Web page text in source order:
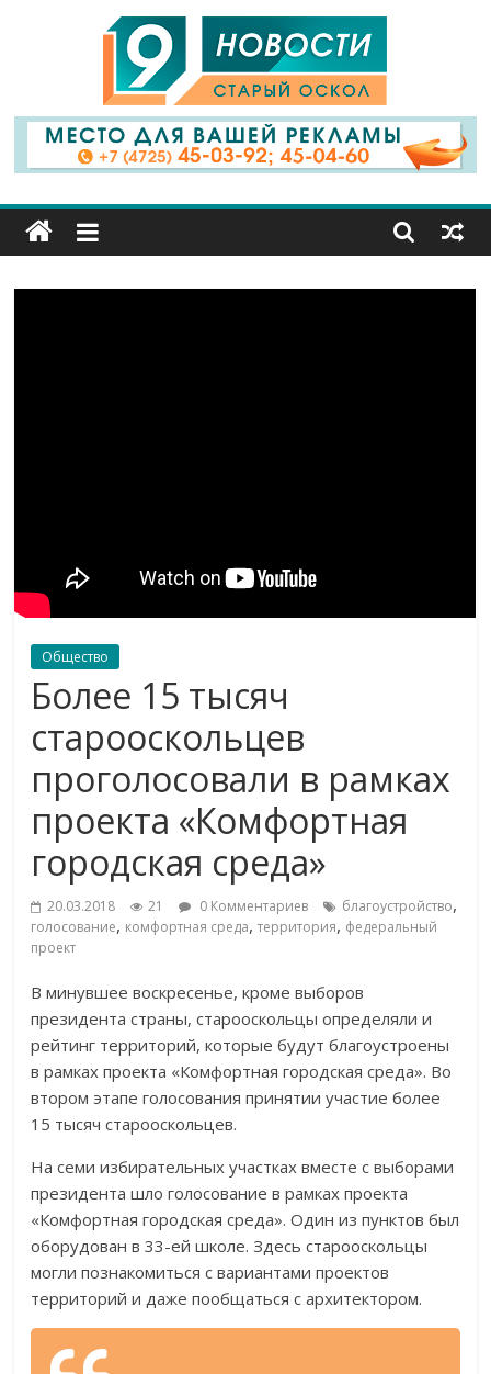
9
Канал
Старый
Общество
Более 15 тысяч
старооскольцев
проголосовали в рамках
проекта «Комфортная
городская среда»
20.03.2018 21 0 Комментариев благоустройство,
голосование, комфортная среда,территория, федеральный
проект
В минувшее воскресенье, кроме выборов
президента страны, старооскольцы определяли и
рейтинг территорий, которые будут благоустроены
в рамках проекта «Комфортная городская среда». Во
втором этапе голосования принятии участие более
15 тысяч старооскольцев.
На семи избирательных участках вместе с выборами
президента шло голосование в рамках проекта
«Комфортная городская среда». Один из пунктов был
оборудован в 33-ей школе. Здесь старооскольцы
могли познакомиться с вариантами проектов
территорий и даже пообщаться с архитектором.